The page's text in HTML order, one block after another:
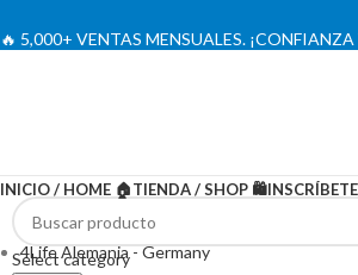
🔥 5,000+ VENTAS MENSUALES.
Select category
INICIO / HOME 🏠TIENDA / SHOP 🛍️
4Life Alemania - Germany